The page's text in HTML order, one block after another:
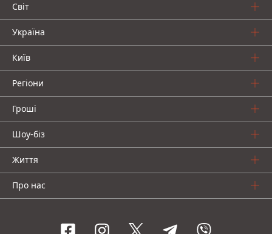
Світ
Україна
Київ
Регіони
Гроші
Шоу-біз
Життя
Про нас